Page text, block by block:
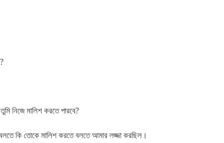
নিজে মালিশ করতে পারবে?
কি তোকে মালিশ করতে বলতে আমার লজ্জা করছিল।